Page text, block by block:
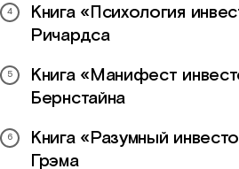
Книга «Психология
Ричардса
Книга «Манифест
Бернстайна
Книга «Разумный
Грэма